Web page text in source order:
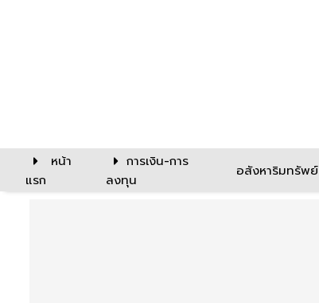
หน้า
แรก
การเงิน-การ
ลงทุน
อสังหาริมทรัพย์